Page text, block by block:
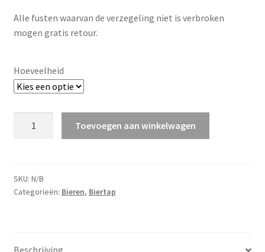
Alle fusten waarvan de verzegeling niet is verbroken
mogen gratis retour.
Hoeveelheid
Toevoegen aan winkelwagen
SKU: N/B
Categorieën: Bieren, Biertap